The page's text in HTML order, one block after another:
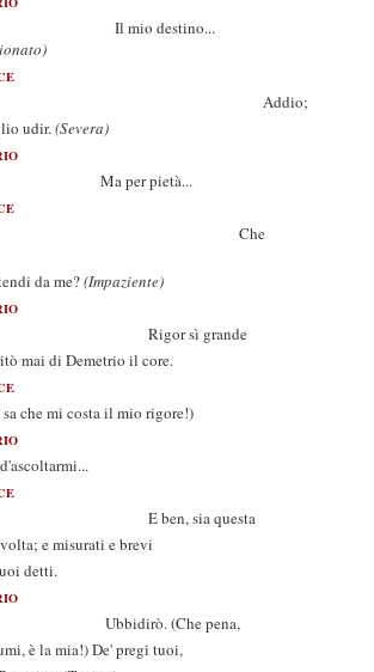
destino...
udir.(Severa)
per pietà...
da me?(Impaziente)
sì grande
mai di Demetrio il core.
che mi costa il mio rigore!)
sia questa
e misurati e brevi
detti.
(Che pena,
è la mia!) De' pregi tuoi,